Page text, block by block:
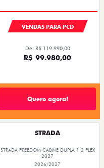
VENDAS PARA PCD
De: R$ 119.990,00
R$ 99.980,00
Quero agora!
STRADA
STRADA FREEDOM CABINE DUPLA 1.3 FLEX
2027
2026/2027